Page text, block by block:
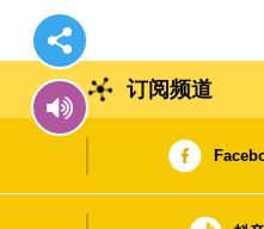
订阅频道